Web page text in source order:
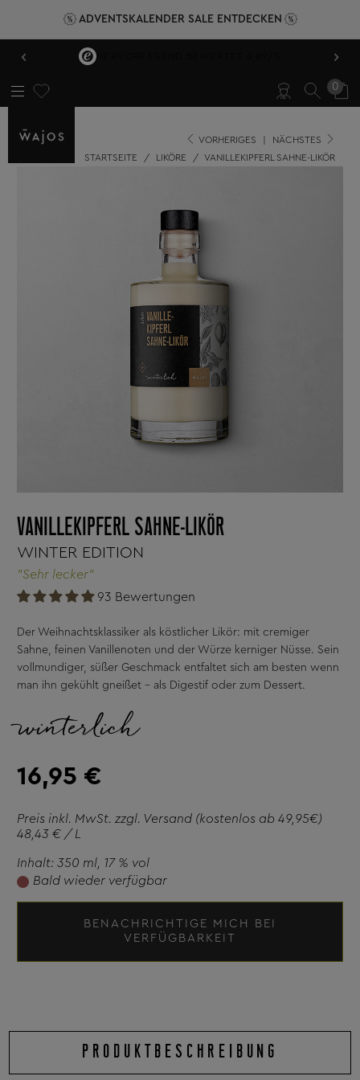
ADVENTSKALENDER SALE ENTDECKEN
‹ ›
0
VORHERIGES
NÄCHSTES
STARTSEITE
/ LIKÖRE / VANILLEKIPFERL SAHNE-LIKÖR
VANILLEKIPFERL SAHNE-LIKÖR
WINTER EDITION
"Sehr lecker"
93 Bewertungen
Der Weihnachtsklassiker als köstlicher Likör: mit cremiger
Sahne, feinen Vanillenoten und der Würze kerniger Nüsse. Sein
vollmundiger, süßer Geschmack entfaltet sich am besten wenn
man ihn gekühlt gneißet - als Digestif oder zum Dessert.
winterlich
16,95 €
Preis inkl. MwSt. zzgl. Versand (kostenlos ab 49,95€)
48,43 € / L
Inhalt: 350 ml , 17 % vol
Bald wieder verfügbar
BENACHRICHTIGE MICH BEI
VERFÜGBARKEIT
PRODUKTBESCHREIBUNG